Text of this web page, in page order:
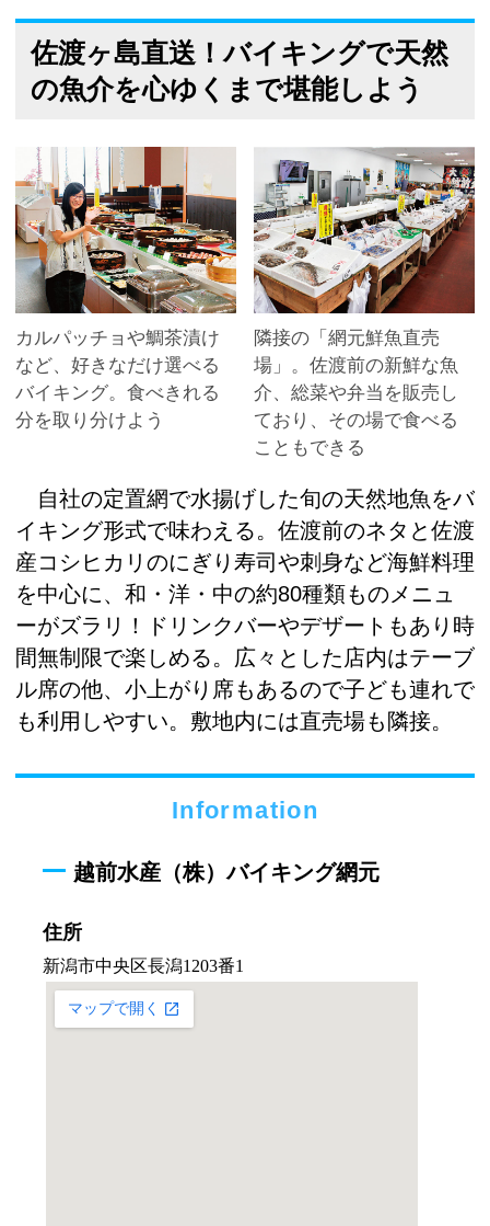
佐渡ヶ島直送！バイキングで天然
の魚介を心ゆくまで堪能しよう
カルパッチョや鯛茶漬け
など、好きなだけ選べる
バイキング。食べきれる
分を取り分けよう
隣接の「網元鮮魚直売
場」。佐渡前の新鮮な魚
介、総菜や弁当を販売し
ており、その場で食べる
こともできる
自社の定置網で水揚げした旬の天然地魚をバ
イキング形式で味わえる。佐渡前のネタと佐渡
産コシヒカリのにぎり寿司や刺身など海鮮料理
を中心に、和・洋・中の約80種類ものメニュ
ーがズラリ！ドリンクバーやデザートもあり時
間無制限で楽しめる。広々とした店内はテーブ
ル席の他、小上がり席もあるので子ども連れで
も利用しやすい。敷地内には直売場も隣接。
Information
越前水産（株）バイキング網元
住所